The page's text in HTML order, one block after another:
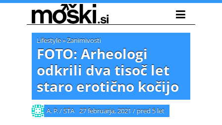
Lifestyle»Zanimivosti
FOTO: Arheologi
odkrili dva tisoč let
staro erotično kočijo
A. P. / STA 27 februarja, 2021 / pred 5 let